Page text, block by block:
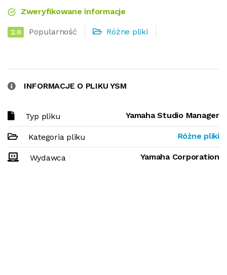
Zweryfikowane informacje
2.0 Popularność Różne pliki
INFORMACJE O PLIKU YSM
Typ pliku Yamaha Studio Manager
Kategoria pliku Różne pliki
Wydawca Yamaha Corporation